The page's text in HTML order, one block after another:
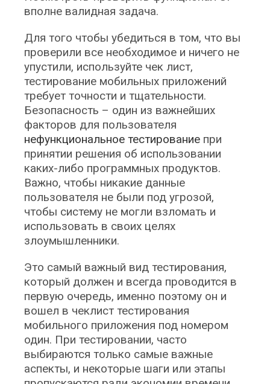
вполне валидная задача.
Для того чтобы убедиться в том, что вы
проверили все необходимое и ничего не
упустили, используйте чек лист,
тестирование мобильных приложений
требует точности и тщательности.
Безопасность – один из важнейших
факторов для пользователя
нефункциональное тестирование при
принятии решения об использовании
каких-либо программных продуктов.
Важно, чтобы никакие данные
пользователя не были под угрозой,
чтобы систему не могли взломать и
использовать в своих целях
злоумышленники.
Это самый важный вид тестирования,
который должен и всегда проводится в
первую очередь, именно поэтому он и
вошел в чеклист тестирования
мобильного приложения под номером
один. При тестировании, часто
выбираются только самые важные
аспекты, и некоторые шаги или этапы